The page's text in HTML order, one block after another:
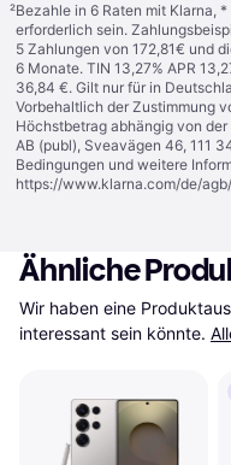
²Bezahle in 6 Raten mit Klarna,
erforderlich sein.
5 Zahlungen von 172,81€ und
6 Monate. TIN 13,27% APR
36,84 €. Gilt nur für in
Vorbehaltlich der Zustimmung
Höchstbetrag abhängig von
AB (publ), Sveavägen 46, 111
Bedingungen und weitere
https://www.klarna.com/de/agb/
Ähnliche
Wir haben eine
interessant sein könnte.